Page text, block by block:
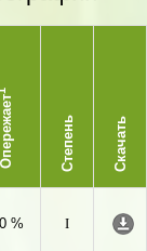
Опережает Степень Скачать
%
I